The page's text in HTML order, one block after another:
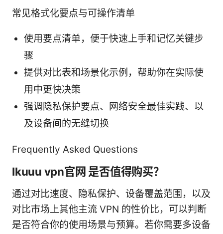
常见格式化要点与可操作清单
使用要点清单，便于快速上手和记忆关键步
骤
提供对比表和场景化示例，帮助你在实际使
用中更快决策
强调隐私保护要点、网络安全最佳实践、以
及设备间的无缝切换
Frequently Asked Questions
Ikuuu vpn官网 是否值得购买？
通过对比速度、隐私保护、设备覆盖范围，以及
对比市场上其他主流 VPN 的性价比，可以判断
是否符合你的使用场景与预算。若你需要多设备